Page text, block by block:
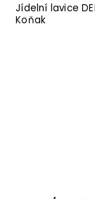
Jídelní lavice
Koňak